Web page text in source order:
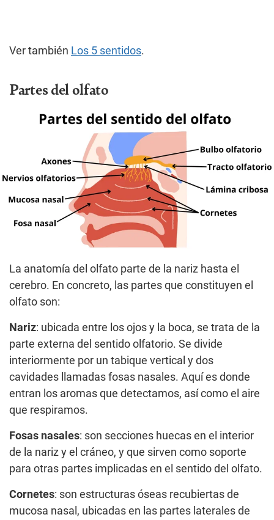
Ver también Los 5 sentidos.
Partes del olfato
La anatomía del olfato parte de la nariz hasta el
cerebro. En concreto, las partes que constituyen el
olfato son:
Nariz: ubicada entre los ojos y la boca, se trata de la
parte externa del sentido olfatorio. Se divide
interiormente por un tabique vertical y dos
cavidades llamadas fosas nasales. Aquí es donde
entran los aromas que detectamos, así como el aire
que respiramos.
Fosas nasales: son secciones huecas en el interior
de la nariz y el cráneo, y que sirven como soporte
para otras partes implicadas en el sentido del olfato.
Cornetes: son estructuras óseas recubiertas de
mucosa nasal, ubicadas en las partes laterales de